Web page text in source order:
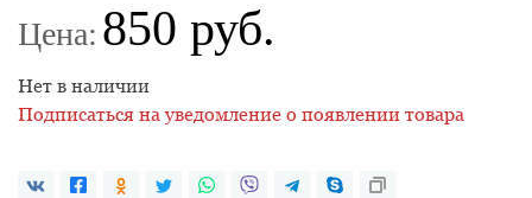
Цена: 850 руб.
Нет в наличии
Подписаться на уведомление о появлении товара